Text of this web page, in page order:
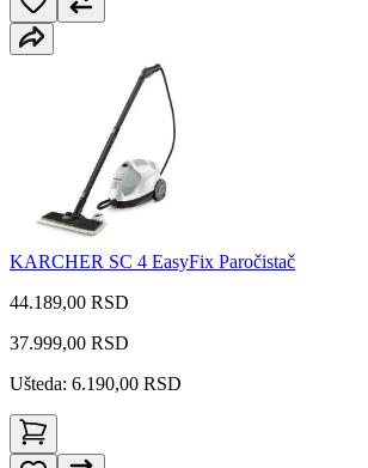
KARCHER SC 4 EasyFix Paročistač
44.189,00 RSD
37.999,00 RSD
Ušteda: 6.190,00 RSD